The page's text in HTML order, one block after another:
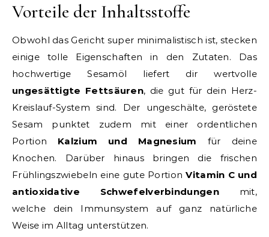
Vorteile der Inhaltsstoffe
Obwohl das Gericht super minimalistisch ist, stecken
einige tolle Eigenschaften in den Zutaten. Das
hochwertige Sesamöl liefert dir wertvolle
ungesättigte Fettsäuren, die gut für dein Herz-
Kreislauf-System sind. Der ungeschälte, geröstete
Sesam punktet zudem mit einer ordentlichen
Portion Kalzium und Magnesium für deine
Knochen. Darüber hinaus bringen die frischen
Frühlingszwiebeln eine gute PortionVitamin C und
antioxidative Schwefelverbindungenmit,
welche dein Immunsystem auf ganz natürliche
Weise im Alltag unterstützen.